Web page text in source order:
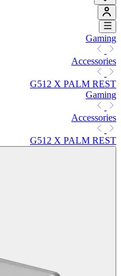
Gaming
Accessories
G512 X PALM REST
Gaming
Accessories
G512 X PALM REST